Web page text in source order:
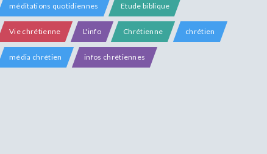
méditations quotidiennes Etude biblique
Vie chrétienne L'info Chrétienne chrétien
média chrétien infos chrétiennes